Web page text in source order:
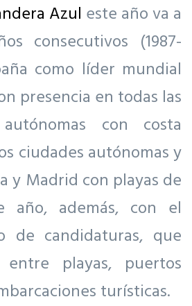
Azul este año va a
consecutivos (1987-
como líder mundial
presencia en todas las
con costa
ciudades autónomas y
y Madrid con playas de
año, además, con el
de candidaturas, que
playas, puertos
turísticas.